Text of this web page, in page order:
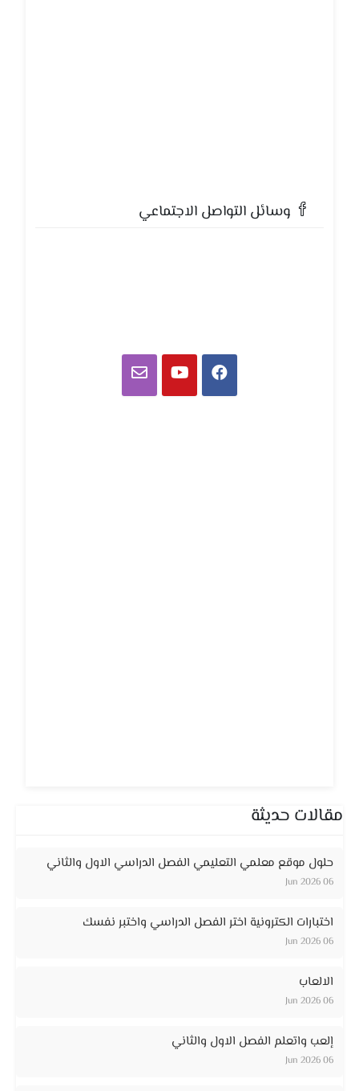
وسائل التواصل الاجتماعي
مقالات حديثة
حلول موقع معلمي التعليمي الفصل الدراسي الاول والثاني
06 Jun 2026
اختبارات الكترونية اختر الفصل الدراسي واختبر نفسك
06 Jun 2026
الالعاب
06 Jun 2026
إلعب واتعلم الفصل الاول والثاني
06 Jun 2026